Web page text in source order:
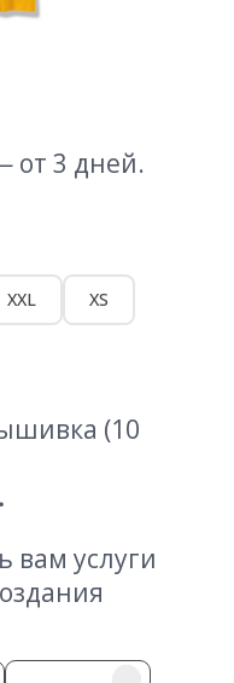
от 3 дней.
XXL XS
(10
услуги